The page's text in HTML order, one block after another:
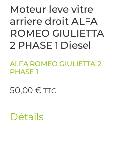
Moteur leve vitre
arriere droit ALFA
ROMEO GIULIETTA
2 PHASE 1 Diesel
ALFA ROMEO GIULIETTA 2
PHASE 1
50,00€ TTC
Détails